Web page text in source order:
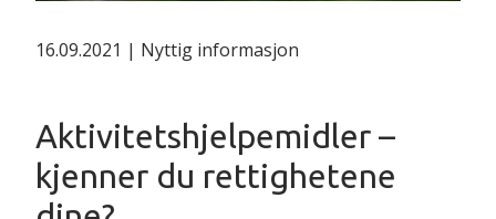
16.09.2021 | Nyttig informasjon
Aktivitetshjelpemidler –
kjenner du rettighetene